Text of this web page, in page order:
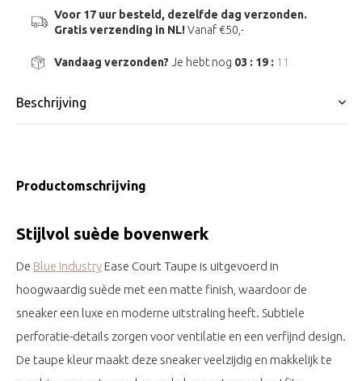
Voor 17 uur besteld, dezelfde dag verzonden.
Gratis verzending in NL!Vanaf €50,-
Vandaag verzonden? Je hebt nog 03 : 19 : 10
Beschrijving
Productomschrijving
Stijlvol suède bovenwerk
De Blue Industry Ease Court Taupe is uitgevoerd in
hoogwaardig suède met een matte finish, waardoor de
sneaker een luxe en moderne uitstraling heeft. Subtiele
perforatie-details zorgen voor ventilatie en een verfijnd design.
De taupe kleur maakt deze sneaker veelzijdig en makkelijk te